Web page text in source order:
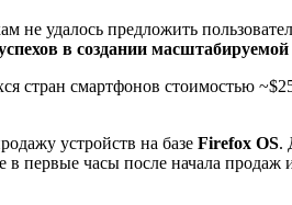
не удалось предложить
в создании
стран смартфонов стоимостью
устройств на базе Firefox OS.
первые часы после начала продаж